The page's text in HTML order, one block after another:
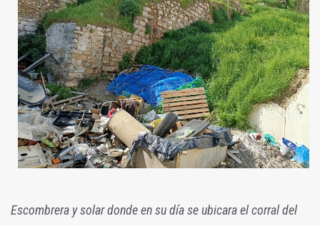
Escombrera y solar donde en su día se ubicara el corral del